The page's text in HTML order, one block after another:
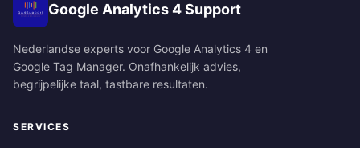
Google Analytics 4 Support
Nederlandse experts voor Google Analytics 4 en
Google Tag Manager. Onafhankelijk advies,
begrijpelijke taal, tastbare resultaten.
SERVICES